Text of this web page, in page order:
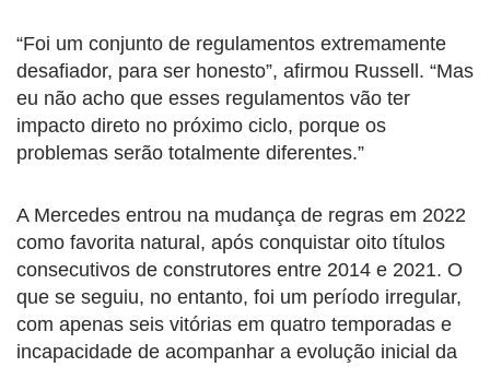
“Foi um conjunto de regulamentos extremamente
desafiador, para ser honesto”, afirmou Russell. “Mas
eu não acho que esses regulamentos vão ter
impacto direto no próximo ciclo, porque os
problemas serão totalmente diferentes.”
A Mercedes entrou na mudança de regras em 2022
como favorita natural, após conquistar oito títulos
consecutivos de construtores entre 2014 e 2021. O
que se seguiu, no entanto, foi um período irregular,
com apenas seis vitórias em quatro temporadas e
incapacidade de acompanhar a evolução inicial da